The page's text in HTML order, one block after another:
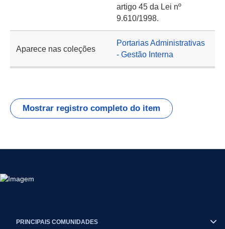
artigo 45 da Lei nº
9.610/1998.
Aparece nas coleções
Portarias Administrativas
- Gestão Interna
Mostrar registro completo do item
PRINCIPAIS COMUNIDADES